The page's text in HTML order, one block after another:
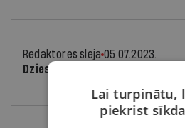
Redaktores sleja 05.07.2023.
Dziesma un piķis
Lai turpinātu,
piekrist